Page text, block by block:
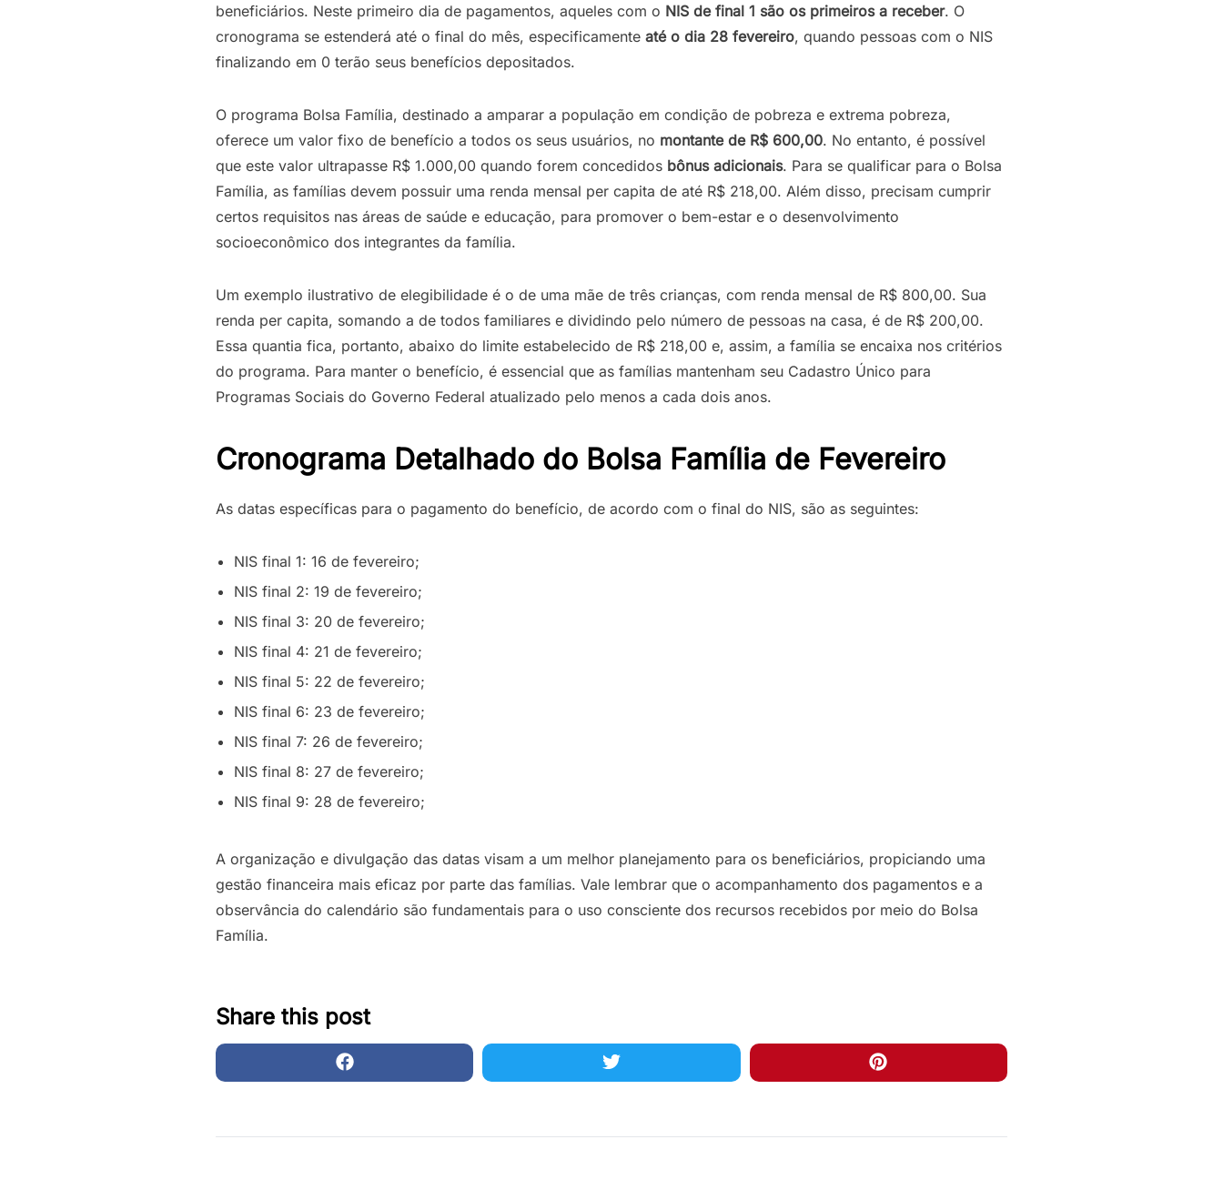
beneficiários. Neste primeiro dia de pagamentos, aqueles com o NIS de final 1 são os primeiros a receber. O
cronograma se estenderá até o final do mês, especificamente até o dia 28 fevereiro, quando pessoas com o NIS
finalizando em 0 terão seus benefícios depositados.
O programa Bolsa Família, destinado a amparar a população em condição de pobreza e extrema pobreza,
oferece um valor fixo de benefício a todos os seus usuários, no montante de R$ 600,00. No entanto, é possível
que este valor ultrapasse R$ 1.000,00 quando forem concedidos bônus adicionais. Para se qualificar para o Bolsa
Família, as famílias devem possuir uma renda mensal per capita de até R$ 218,00. Além disso, precisam cumprir
certos requisitos nas áreas de saúde e educação, para promover o bem-estar e o desenvolvimento
socioeconômico dos integrantes da família.
Um exemplo ilustrativo de elegibilidade é o de uma mãe de três crianças, com renda mensal de R$ 800,00. Sua
renda per capita, somando a de todos familiares e dividindo pelo número de pessoas na casa, é de R$ 200,00.
Essa quantia fica, portanto, abaixo do limite estabelecido de R$ 218,00 e, assim, a família se encaixa nos critérios
do programa. Para manter o benefício, é essencial que as famílias mantenham seu Cadastro Único para
Programas Sociais do Governo Federal atualizado pelo menos a cada dois anos.
Cronograma Detalhado do Bolsa Família de Fevereiro
As datas específicas para o pagamento do benefício, de acordo com o final do NIS, são as seguintes:
NIS final 1: 16 de fevereiro;
NIS final 2: 19 de fevereiro;
NIS final 3: 20 de fevereiro;
NIS final 4: 21 de fevereiro;
NIS final 5: 22 de fevereiro;
NIS final 6: 23 de fevereiro;
NIS final 7: 26 de fevereiro;
NIS final 8: 27 de fevereiro;
NIS final 9: 28 de fevereiro;
A organização e divulgação das datas visam a um melhor planejamento para os beneficiários, propiciando uma
gestão financeira mais eficaz por parte das famílias. Vale lembrar que o acompanhamento dos pagamentos e a
observância do calendário são fundamentais para o uso consciente dos recursos recebidos por meio do Bolsa
Família.
Share this post